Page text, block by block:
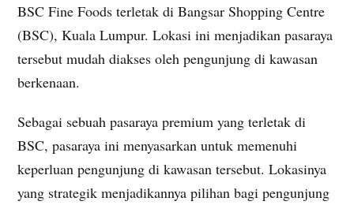
BSC Fine Foods terletak di Bangsar Shopping Centre
(BSC), Kuala Lumpur. Lokasi ini menjadikan pasaraya
tersebut mudah diakses oleh pengunjung di kawasan
berkenaan.
Sebagai sebuah pasaraya premium yang terletak di
BSC, pasaraya ini menyasarkan untuk memenuhi
keperluan pengunjung di kawasan tersebut. Lokasinya
yang strategik menjadikannya pilihan bagi pengunjung